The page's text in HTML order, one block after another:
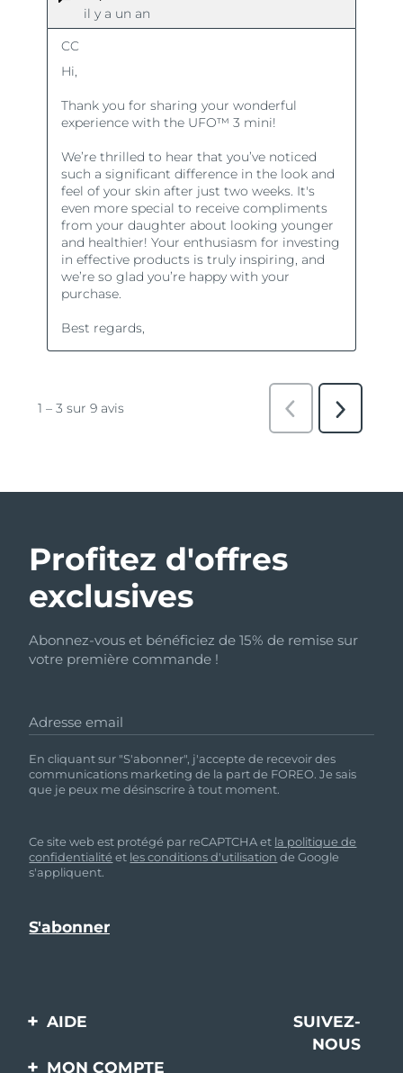
Profitez d'offres
exclusives
Abonnez-vous et bénéficiez de 15% de remise sur
votre première commande !
Adresse email
En cliquant sur "S'abonner", j'accepte de recevoir des
communications marketing de la part de FOREO. Je sais
que je peux me désinscrire à tout moment.
Ce site web est protégé par reCAPTCHA et la politique de
confidentialité et les conditions d'utilisation de Google
s'appliquent.
AIDE
Contactez-nous
SUIVEZ-
NOUS
MON COMPTE